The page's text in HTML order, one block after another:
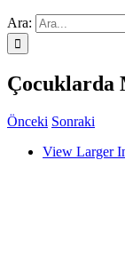
Ara:
Çocuklarda
Önceki Sonraki
View Larger